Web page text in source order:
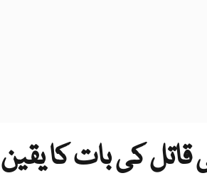
کی بات کا یقین